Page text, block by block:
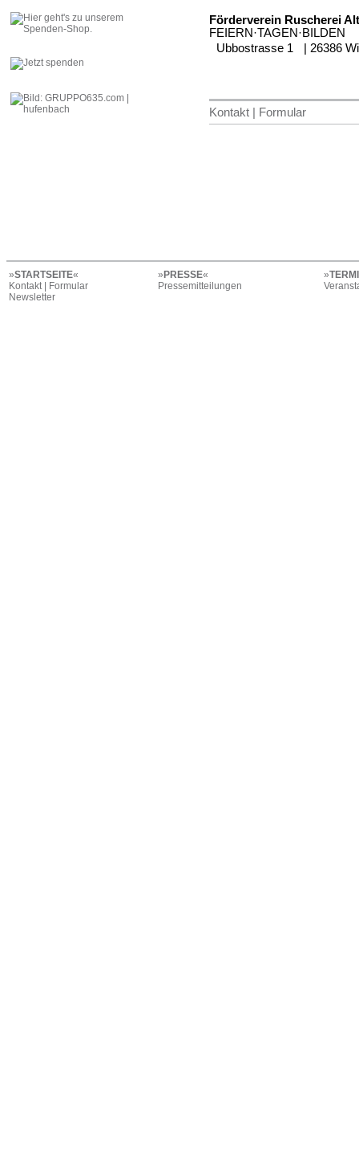
Förderverein Ruscherei
FEIERN·TAGEN·BILDEN
Ubbostrasse 1 | 26386
Kontakt | Formular
»STARTSEITE«
Kontakt | Formular
Newsletter
» PRESSE«
Pressemitteilungen
»